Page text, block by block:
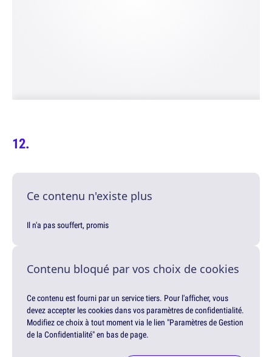
Ce contenu n'existe plus
Il n'a pas souffert, promis
Contenu bloqué par vos choix de cookies
Ce contenu est fourni par un service tiers. Pour l'afficher, vous
devez accepter les cookies dans vos paramètres de confidentialité.
Modifiez ce choix à tout moment via le lien "Paramètres de Gestion
de la Confidentialité" en bas de page.